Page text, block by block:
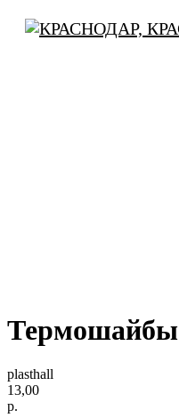
Термошайбы
plasthall
13,00
р.